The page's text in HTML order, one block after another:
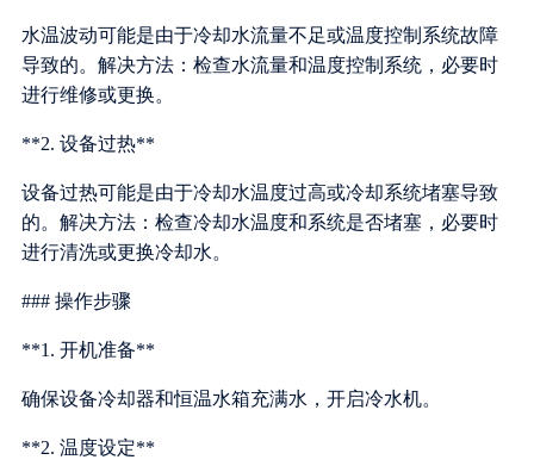
水温波动可能是由于冷却水流量不足或温度控制系统故障
导致的。解决方法：检查水流量和温度控制系统，必要时
进行维修或更换。
**2. 设备过热**
设备过热可能是由于冷却水温度过高或冷却系统堵塞导致
的。解决方法：检查冷却水温度和系统是否堵塞，必要时
进行清洗或更换冷却水。
### 操作步骤
**1. 开机准备**
确保设备冷却器和恒温水箱充满水，开启冷水机。
**2. 温度设定**